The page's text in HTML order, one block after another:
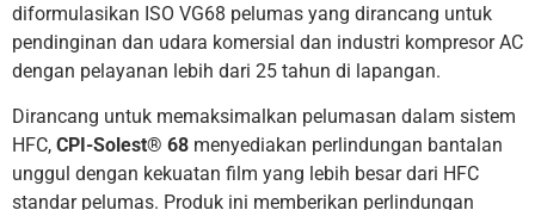
diformulasikan ISO VG68 pelumas yang dirancang untuk
pendinginan dan udara komersial dan industri kompresor AC
dengan pelayanan lebih dari 25 tahun di lapangan.
Dirancang untuk memaksimalkan pelumasan dalam sistem
HFC, CPI-Solest® 68 menyediakan perlindungan bantalan
unggul dengan kekuatan film yang lebih besar dari HFC
standar pelumas. Produk ini memberikan perlindungan